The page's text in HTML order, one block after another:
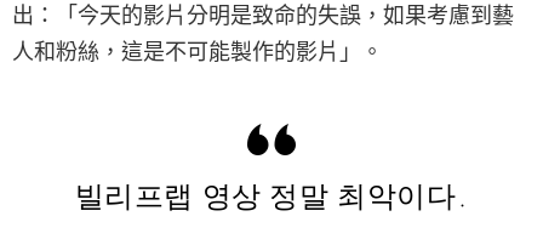
出：「今天的影片分明是致命的失誤，如果考慮到藝
人和粉絲，這是不可能製作的影片」。
빌리프랩 영상 정말 최악이다.